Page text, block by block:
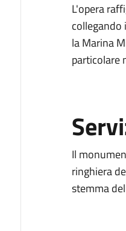
L'opera
collegando
la Marina
particolare
Il
ringhiera
stemma